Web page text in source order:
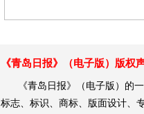
《青岛日报》（电子版）版权
《青岛日报》（电子版）的
标志、标识、商标、版面设计、